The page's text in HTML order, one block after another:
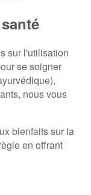
sur l'utilisation
se soigner
nous vous
bienfaits sur la
en offrant